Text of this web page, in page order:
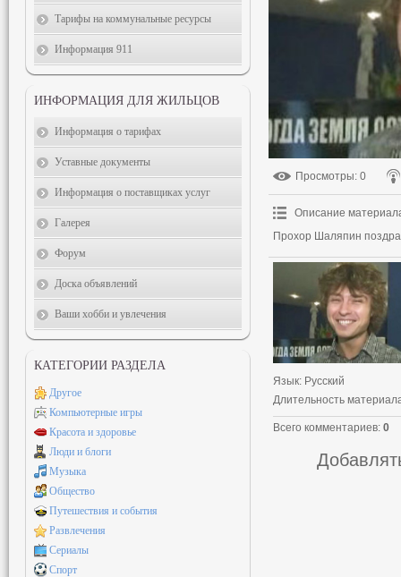
Просмотры: 0
Описание
Прохор Шаляпин
Язык: Русский
Длительность
Всего комментариев: 0
Тарифы на коммунальные ресурсы
Информация 911
ИНФОРМАЦИЯ ДЛЯ ЖИЛЬЦОВ
Информация о тарифах
Уставные документы
Информация о поставщиках услуг
Галерея
Форум
Доска объявлений
Ваши хобби и увлечения
КАТЕГОРИИ РАЗДЕЛА
Другое
Компьютерные игры
Красота и здоровье
Люди и блоги
Музыка
Общество
Путешествия и события
Развлечения
Сериалы
Спорт